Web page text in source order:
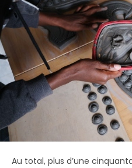
Au total, plus d’une